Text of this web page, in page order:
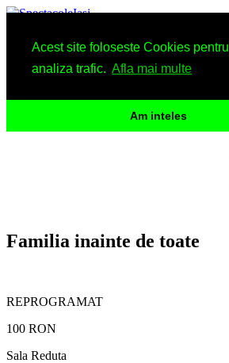
Acest site foloseste Cookies
analiza trafic. Afla mai multe
Am inteles
Spectacole
Arhiva
Informatii
Familia inainte de toate
REPROGRAMAT
100 RON
Sala Reduta